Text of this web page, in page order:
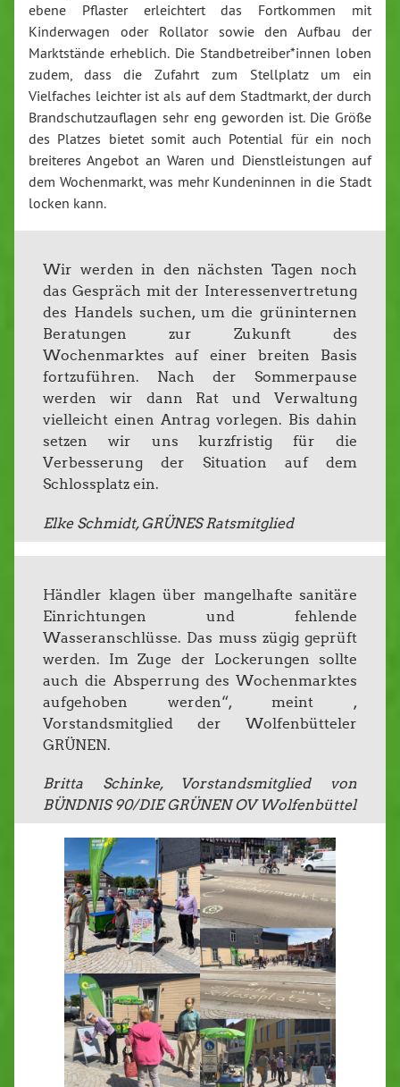
ebene Pflaster erleichtert das Fortkommen mit
Kinderwagen oder Rollator sowie den Aufbau der
Marktstände erheblich. Die Standbetreiber*innen loben
zudem, dass die Zufahrt zum Stellplatz um ein
Vielfaches leichter ist als auf dem Stadtmarkt, der durch
Brandschutzauflagen sehr eng geworden ist. Die Größe
des Platzes bietet somit auch Potential für ein noch
breiteres Angebot an Waren und Dienstleistungen auf
dem Wochenmarkt, was mehr Kundeninnen in die Stadt
locken kann.
Wir werden in den nächsten Tagen noch
das Gespräch mit der Interessenvertretung
des Handels suchen, um die grüninternen
Beratungen zur Zukunft des
Wochenmarktes auf einer breiten Basis
fortzuführen. Nach der Sommerpause
werden wir dann Rat und Verwaltung
vielleicht einen Antrag vorlegen. Bis dahin
setzen wir uns kurzfristig für die
Verbesserung der Situation auf dem
Schlossplatz ein.
Elke Schmidt, GRÜNES Ratsmitglied
Händler klagen über mangelhafte sanitäre
Einrichtungen und fehlende
Wasseranschlüsse. Das muss zügig geprüft
werden. Im Zuge der Lockerungen sollte
auch die Absperrung des Wochenmarktes
aufgehoben werden“, meint ,
Vorstandsmitglied der Wolfenbütteler
GRÜNEN.
Britta Schinke, Vorstandsmitglied von
BÜNDNIS 90/DIE GRÜNEN OV Wolfenbüttel